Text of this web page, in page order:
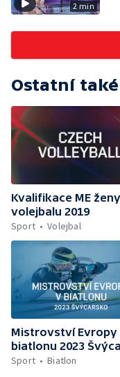
2 min
Ostatní
Kvalifikace ME
volejbalu 2019
Sport
Volejbal
Mistrovství Evropy
biatlonu 2023
Sport
Biatlon